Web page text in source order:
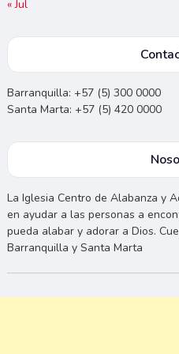
« Jul
Barranquilla: +57 (5) 300 0000
Santa Marta: +57 (5) 420 0000
La Iglesia Centro de Alabanza y
en ayudar a las personas a
pueda alabar y adorar a Dios.
Barranquilla y Santa Marta